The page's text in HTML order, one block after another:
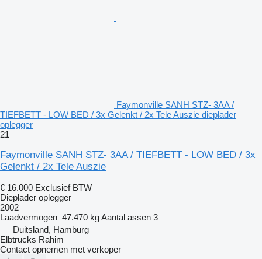
Faymonville SANH STZ- 3AA /
TIEFBETT - LOW BED / 3x Gelenkt / 2x Tele Auszie dieplader
oplegger
21
Faymonville SANH STZ- 3AA / TIEFBETT - LOW BED / 3x
Gelenkt / 2x Tele Auszie
€ 16.000 Exclusief BTW
Dieplader oplegger
2002
Laadvermogen 47.470 kgAantal assen 3
Duitsland, Hamburg
Elbtrucks Rahim
Contact opnemen met verkoper